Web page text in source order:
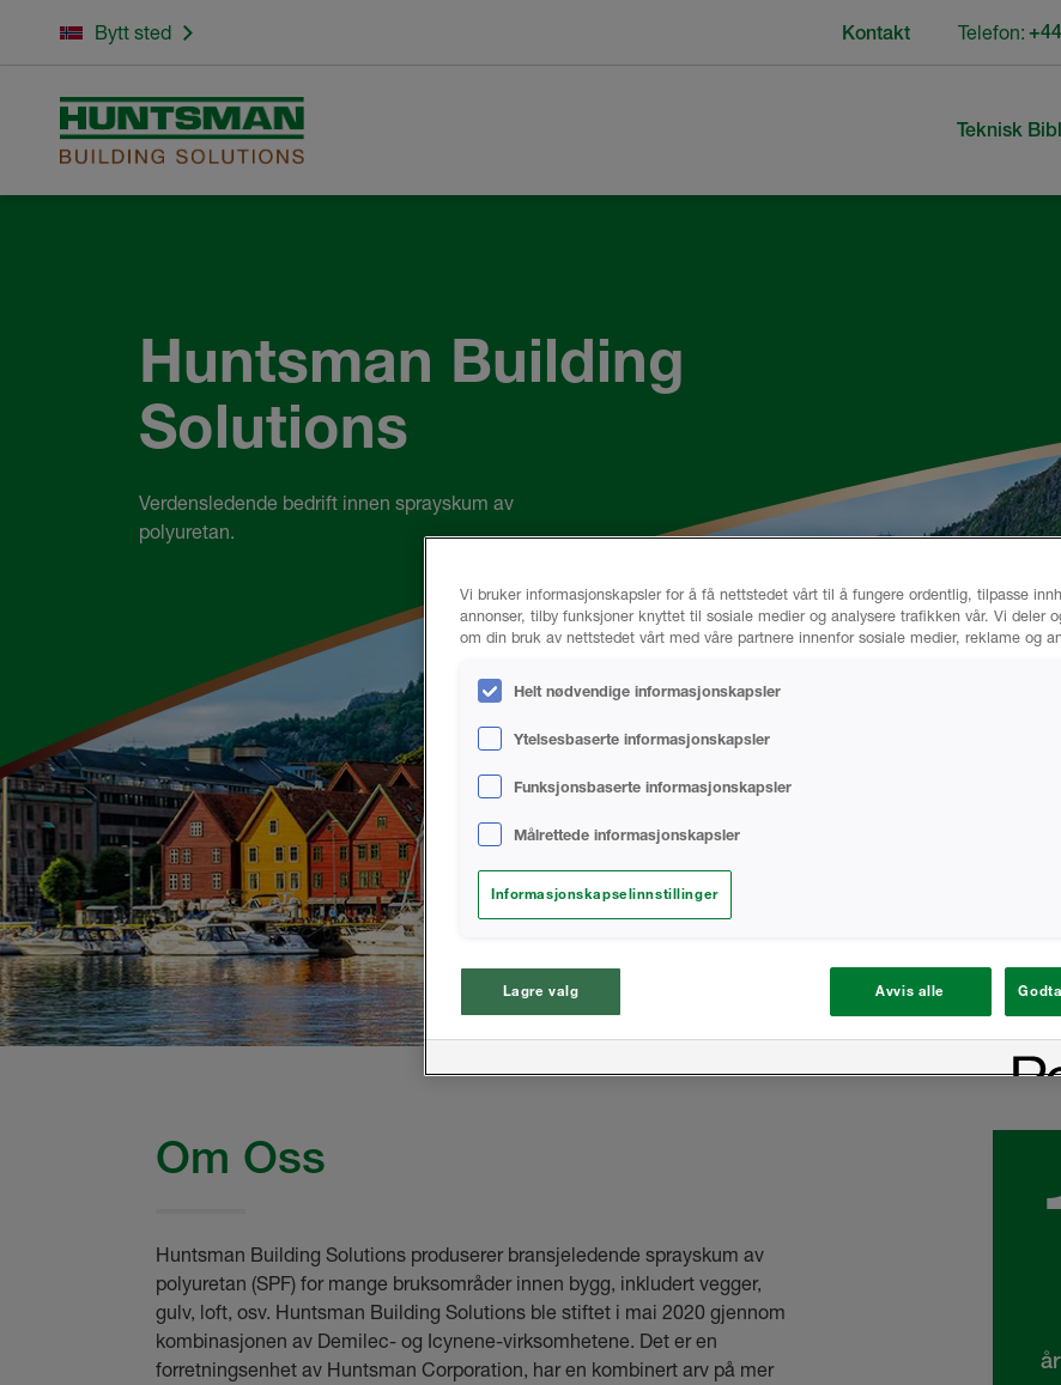
Teknisk
Huntsman Building
Solutions
Verdensledende bedrift innen sprayskum av
polyuretan.
Om Oss
Huntsman Building Solutions produserer bransjeledende sprayskum av
polyuretan (SPF) for mange bruksområder innen bygg, inkludert vegger,
gulv, loft, osv. Huntsman Building Solutions ble stiftet i mai 2020 gjennom
kombinasjonen av Demilec- og Icynene-virksomhetene. Det er en
forretningsenhet av Huntsman Corporation, har en kombinert arv på mer
Bytt sted Kontakt Telefon:
Vi bruker informasjonskapsler for å få nettstedet vårt til å fungere ordentlig, tilpasse
annonser, tilby funksjoner knyttet til sosiale medier og analysere trafikken vår. Vi deler
om din bruk av nettstedet vårt med våre partnere innenfor sosiale medier, reklame og
Helt nødvendige informasjonskapsler
Ytelsesbaserte informasjonskapsler
Funksjonsbaserte informasjonskapsler
Målrettede informasjonskapsler
Informasjonskapselinnstillinger
Lagre valg Avvis alle